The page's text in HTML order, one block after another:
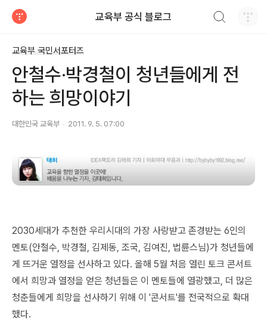
교육부 공식 블로그
교육부 국민서포터즈
안철수·박경철이 청년들에게 전
하는 희망이야기
대한민국 교육부 2011. 9. 5. 07:00
2030세대가 추천한 우리시대의 가장 사랑받고 존경받는 6인의
멘토(안철수, 박경철, 김제동, 조국, 김여진, 법륜스님)가 청년들에
게 뜨거운 열정을 선사하고 있다. 올해 5월 처음 열린 토크 콘서트
에서 희망과 열정을 얻은 청년들은 이 멘토들에 열광했고, 더 많은
청춘들에게 희망을 선사하기 위해 이 '콘서트'를 전국적으로 확대
했다.